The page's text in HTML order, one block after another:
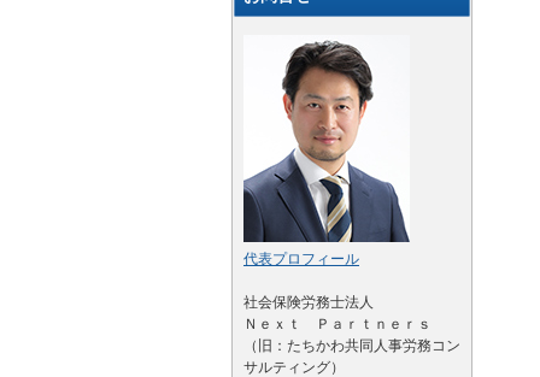
代表プロフィール
社会保険労務士法人
Ｎｅｘｔ Ｐａｒｔｎｅｒｓ
（旧：たちかわ共同人事労務コン
サルティング）